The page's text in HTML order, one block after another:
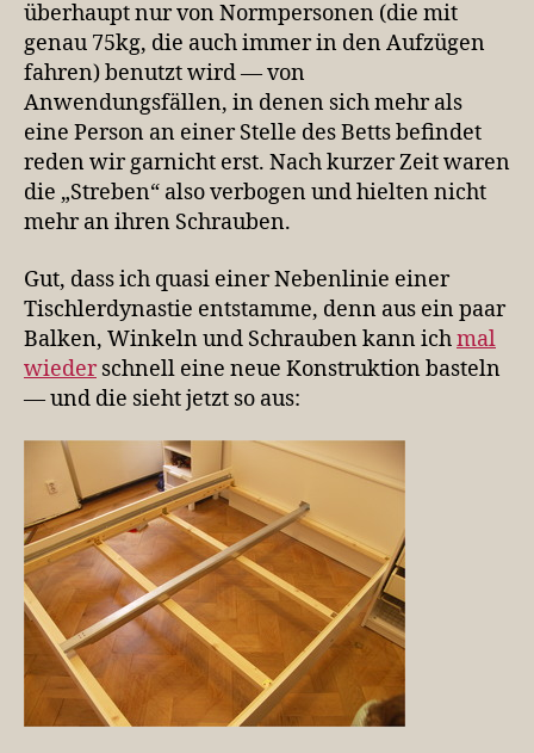
überhaupt nur von Normpersonen (die mit
genau 75kg, die auch immer in den Aufzügen
fahren) benutzt wird — von
Anwendungsfällen, in denen sich mehr als
eine Person an einer Stelle des Betts befindet
reden wir garnicht erst. Nach kurzer Zeit waren
die „Streben“ also verbogen und hielten nicht
mehr an ihren Schrauben.
Gut, dass ich quasi einer Nebenlinie einer
Tischlerdynastie entstamme, denn aus ein paar
Balken, Winkeln und Schrauben kann ichmal
wieder schnell eine neue Konstruktion basteln
— und die sieht jetzt so aus: